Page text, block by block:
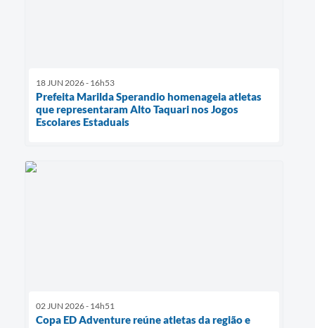
18 JUN 2026 - 16h53
Prefeita Marilda Sperandio homenageia atletas
que representaram Alto Taquari nos Jogos
Escolares Estaduais
02 JUN 2026 - 14h51
Copa ED Adventure reúne atletas da região e